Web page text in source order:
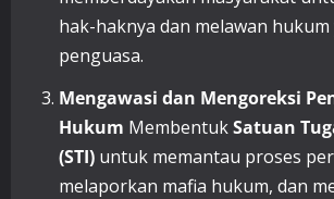
hak-haknya dan melawan
penguasa.
Mengawasi dan Mengoreksi
Hukum MembentukSatuan
(STI) untuk memantau proses
melaporkan mafia hukum, dan